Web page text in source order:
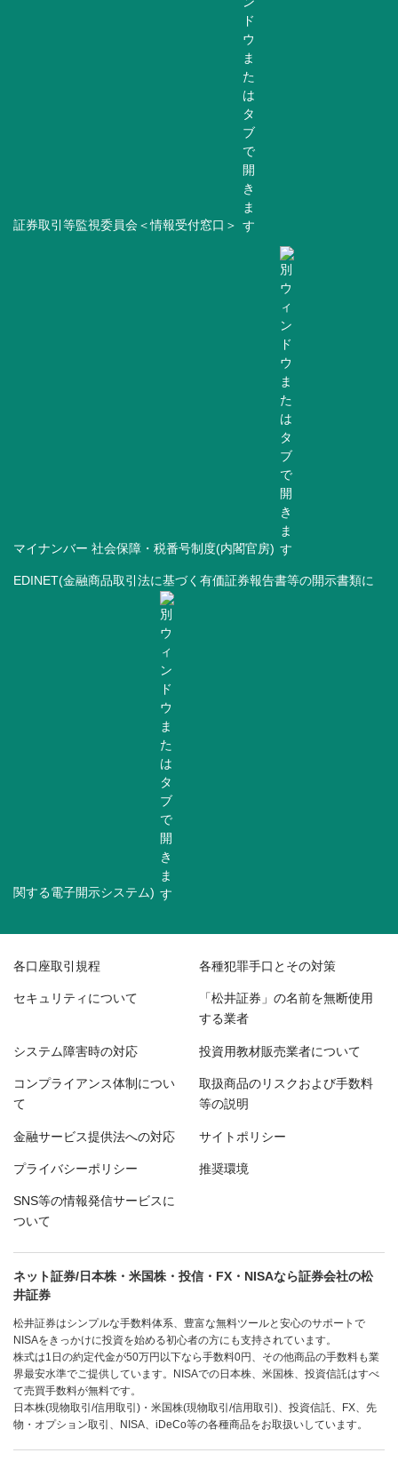
証券取引等監視委員会＜情報受付窓口＞
マイナンバー 社会保障・税番号制度(内閣官房)
EDINET(金融商品取引法に基づく有価証券報告書等の開示書類に
関する電子開示システム)
各口座取引規程 各種犯罪手口とその対策
セキュリティについて 「松井証券」の名前を無断使用
する業者
システム障害時の対応 投資用教材販売業者について
コンプライアンス体制につい
て
取扱商品のリスクおよび手数料
等の説明
金融サービス提供法への対応 サイトポリシー
プライバシーポリシー 推奨環境
SNS等の情報発信サービスに
ついて
ネット証券/日本株・米国株・投信・FX・NISAなら証券会社の松
井証券
松井証券はシンプルな手数料体系、豊富な無料ツールと安心のサポートで
NISAをきっかけに投資を始める初心者の方にも支持されています。
株式は1日の約定代金が50万円以下なら手数料0円、その他商品の手数料も業
界最安水準でご提供しています。NISAでの日本株、米国株、投資信託はすべ
て売買手数料が無料です。
日本株(現物取引/信用取引)・米国株(現物取引/信用取引)、投資信託、FX、先
物・オプション取引、NISA、iDeCo等の各種商品をお取扱いしています。